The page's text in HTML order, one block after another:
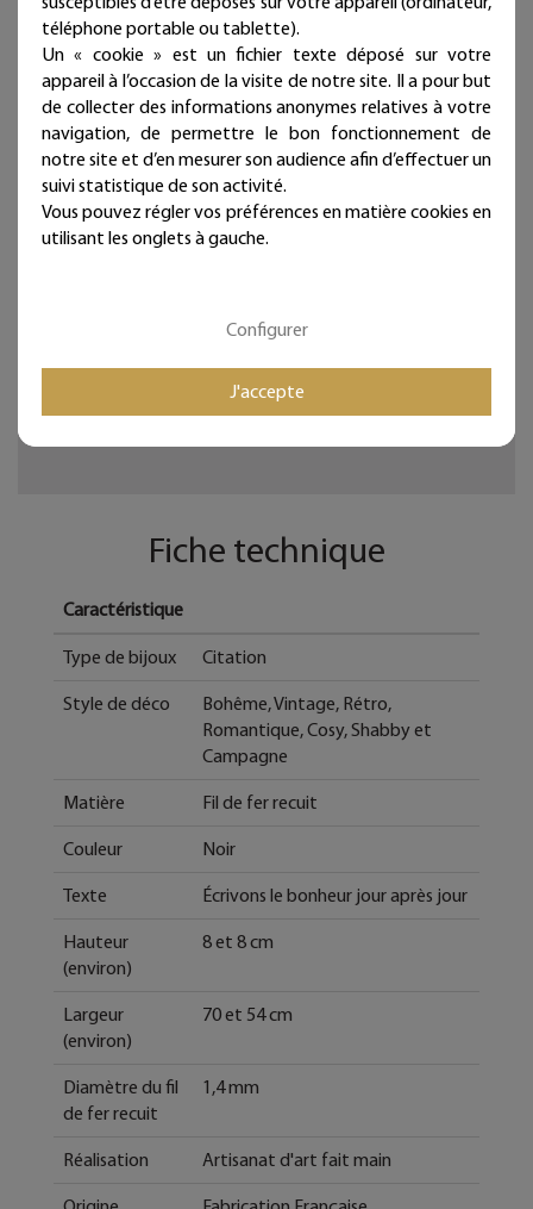
Chaque bijou de mur est présenté dans une jolie
pochette prête à offrir et qui atteste sa fabrication
artisanale et française !
Deux à trois punaises fournies par ligne selon la longueur
(noir mat diamètre 11 mm - longueur 11 mm)
Ces articles sont réservés à la décoration d'intérieur.
Tous les Bijoux de Mur sont traités anticorrosion.
Mieux qu'un sticker ou un autocollant, nos écritures en fil
intemporelles et repositionnables à l'infini !
Fiche technique
Caractéristique
Type de bijoux Citation
Style de déco
Bohême, Vintage, Rétro,
Romantique, Cosy, Shabby et
Campagne
Matière Fil de fer recuit
Couleur Noir
Texte Écrivons le bonheur jour après jour
Hauteur
(environ)
8 et 8 cm
Largeur
(environ)
70 et 54 cm
Diamètre du fil
de fer recuit
1,4 mm
Réalisation Artisanat d'art fait main
téléphone portable ou tablette).
Un « cookie » est un fichier texte déposé sur votre
appareil à l’occasion de la visite de notre site. Il a pour but
de collecter des informations anonymes relatives à votre
navigation, de permettre le bon fonctionnement de
notre site et d’en mesurer son audience afin d’effectuer un
suivi statistique de son activité.
Vous pouvez régler vos préférences en matière cookies en
utilisant les onglets à gauche.
Configurer
J'accepte